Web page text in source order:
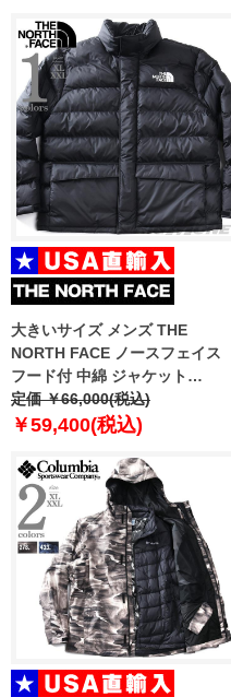
大きいサイズ メンズ THE
NORTH FACE ノースフェイス
フード付 中綿 ジャケット
LIMBARA INS JKT USA直輸入
nf0a89eg-jk3
定価 ￥66,000(税込)
￥59,400(税込)